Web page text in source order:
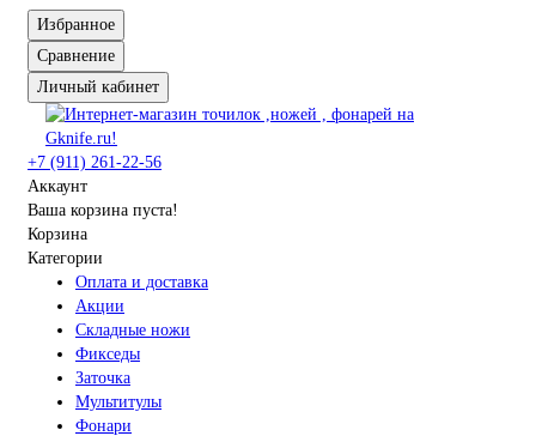
Избранное
Сравнение
Личный кабинет
+7 (911) 261-22-56
Аккаунт
Ваша корзина пуста!
Корзина
Категории
Оплата и доставка
Акции
Складные ножи
Фикседы
Заточка
Мультитулы
Фонари